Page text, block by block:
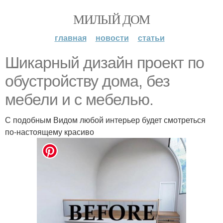
МИЛЫЙ ДОМ
главная новости статьи
Шикарный дизайн проект по
обустройству дома, без
мебели и с мебелью.
С подобным Видом любой интерьер будет смотреться
по-настоящему красиво